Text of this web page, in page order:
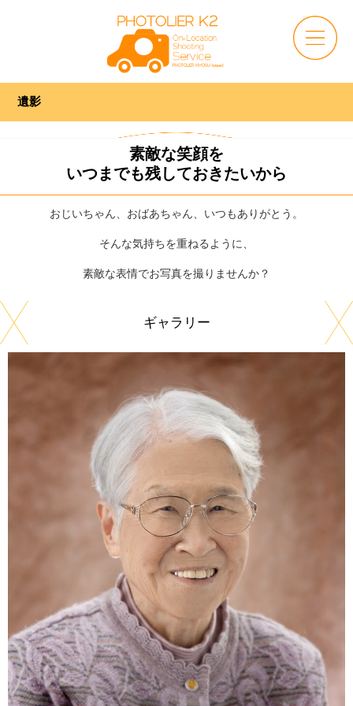
遺影
素敵な笑顔を
いつまでも残しておきたいから
おじいちゃん、おばあちゃん、いつもありがとう。
そんな気持ちを重ねるように、
素敵な表情でお写真を撮りませんか？
ギャラリー